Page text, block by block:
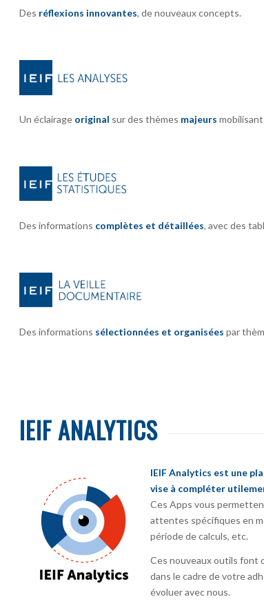
Des réflexions innovantes, de nouveaux concepts.
Un éclairage original sur des thèmes majeurs
Des informations complètes et détaillées, avec des
Des informations sélectionnées et organisées par
IEIF ANALYTICS
IEIF Analytics est une
vise à compléter
Ces Apps vous
attentes spécifiques en
période de calculs, etc.
Ces nouveaux outils font
dans le cadre de votre
évoluer avec nous.